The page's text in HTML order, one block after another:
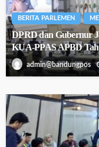
BERITA PARLEMEN
DPRD dan Gubernur
KUA-PPAS APBD
admin@bandungpos